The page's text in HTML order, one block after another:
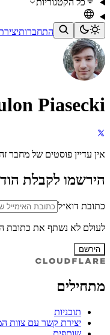
כל הקטגוריות
התחברות
Piasecki
אין עדיין פוסטים של מחבר
הירשמו לקבלת
כתובת דוא״ל
לעולם לא נשתף את כתובת
הירשם
מתחילים
תוכניות
יצירת קשר עם צוות